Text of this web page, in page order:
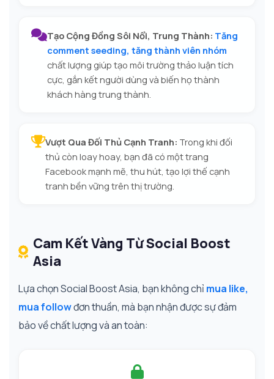
Tạo Cộng Đồng Sôi Nổi, Trung Thành: Tăng
comment seeding, tăng thành viên nhóm
chất lượng giúp tạo môi trường thảo luận tích
cực, gắn kết người dùng và biến họ thành
khách hàng trung thành.
Vượt Qua Đối Thủ Cạnh Tranh: Trong khi đối
thủ còn loay hoay, bạn đã có một trang
Facebook mạnh mẽ, thu hút, tạo lợi thế cạnh
tranh bền vững trên thị trường.
Cam Kết Vàng Từ Social Boost
Asia
Lựa chọn Social Boost Asia, bạn không chỉ mua like,
mua followđơn thuần, mà bạn nhận được sự đảm
bảo về chất lượng và an toàn: